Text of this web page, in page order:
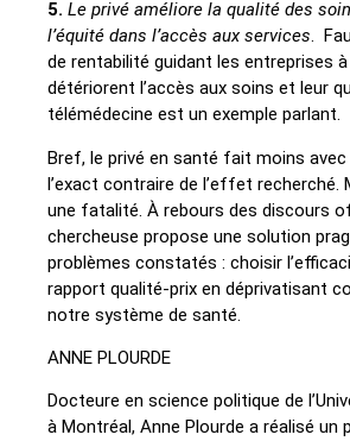
5. Le privé améliore la qualité des
l’équité dans l’accès aux services.
de rentabi­lité guidant les entreprises
détériorent l’accès aux soins et leur
télémédecine est un exemple parlant.
Bref, le privé en santé fait moins
l’exact contraire de l’effet recherché.
une fatalité. À rebours des discours
chercheuse propose une solution
problèmes constatés : choisir
rapport qualité-prix en déprivati­sant
notre système de santé.
ANNE PLOURDE
Docteure en science politique de
à Montréal, Anne Plourde a réalisé